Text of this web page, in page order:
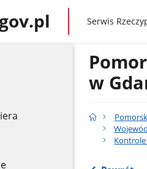
gov.pl gov.pl
Serwis
w
Kontrole